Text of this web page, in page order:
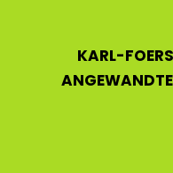
KARL-